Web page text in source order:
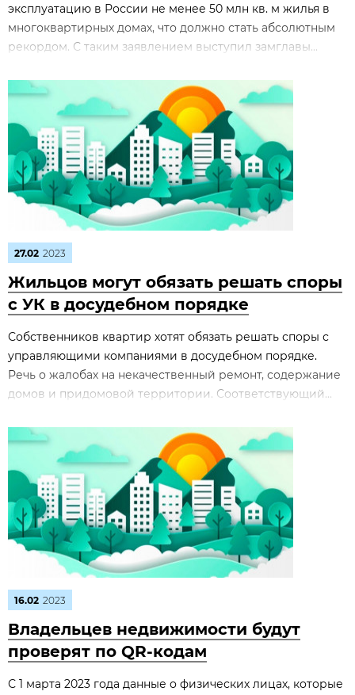
эксплуатацию в России не менее 50 млн кв. м жилья в
многоквартирных домах, что должно стать абсолютным
рекордом. С таким заявлением выступил замглавы...
27.02 2023
Жильцов могут обязать решать споры
с УК в досудебном порядке
Собственников квартир хотят обязать решать споры с
управляющими компаниями в досудебном порядке.
Речь о жалобах на некачественный ремонт, содержание
домов и придомовой территории. Соответствующий...
16.02 2023
Владельцев недвижимости будут
проверят по QR-кодам
С 1 марта 2023 года данные о физических лицах, которые